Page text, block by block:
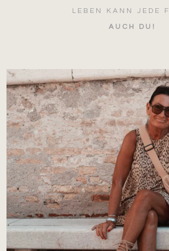
LEBEN KANN JEDE
AUCH DU!